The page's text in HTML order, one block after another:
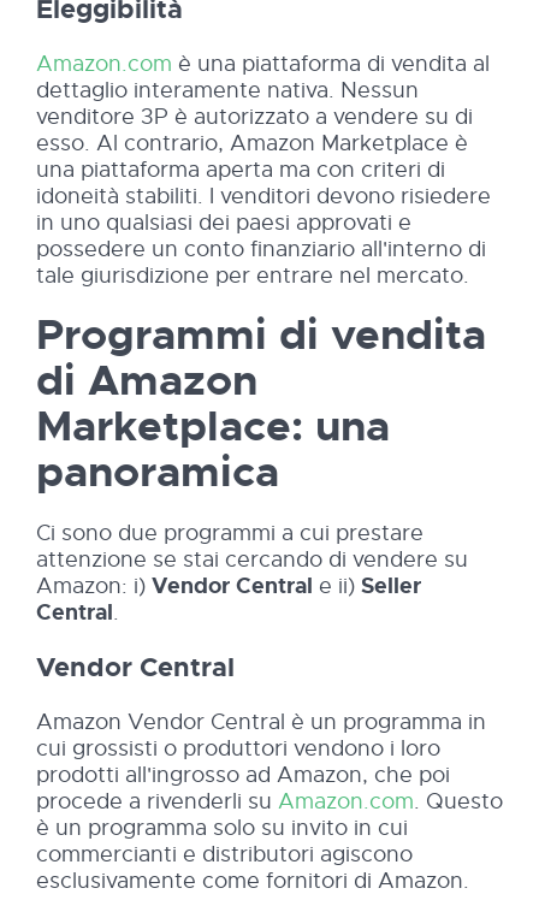
Eleggibilità
Amazon.com è una piattaforma di vendita al
dettaglio interamente nativa. Nessun
venditore 3P è autorizzato a vendere su di
esso. Al contrario, Amazon Marketplace è
una piattaforma aperta ma con criteri di
idoneità stabiliti. I venditori devono risiedere
in uno qualsiasi dei paesi approvati e
possedere un conto finanziario all'interno di
tale giurisdizione per entrare nel mercato.
Programmi di vendita
di Amazon
Marketplace: una
panoramica
Ci sono due programmi a cui prestare
attenzione se stai cercando di vendere su
Amazon: i) Vendor Central e ii) Seller
Central.
Vendor Central
Amazon Vendor Central è un programma in
cui grossisti o produttori vendono i loro
prodotti all'ingrosso ad Amazon, che poi
procede a rivenderli su Amazon.com. Questo
è un programma solo su invito in cui
commercianti e distributori agiscono
esclusivamente come fornitori di Amazon.